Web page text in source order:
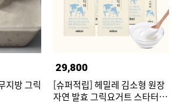
지방 그릭
29,800
[슈퍼적립] 헤밀레 김소형 원장
자연 발효 그릭요거트 스타터